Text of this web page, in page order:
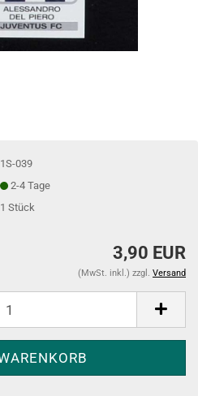
1S-039
2-4 Tage
1Stück
3,90 EUR
(MwSt. inkl.) zzgl. Versand